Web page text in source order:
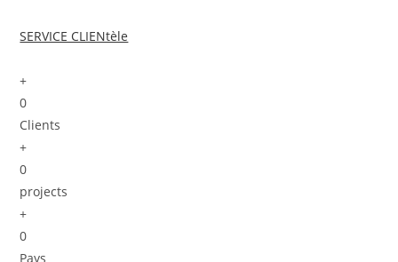
SERVICE CLIENtèle
+
0
Clients
+
0
projects
+
0
Pays